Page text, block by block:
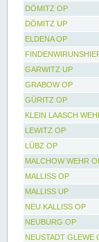
DÖMITZ OP
DÖMITZ UP
ELDENA OP
GARWITZ UP
GRABOW OP
GÜRITZ OP
KLEIN LAASCH
LEWITZ OP
LÜBZ OP
MALCHOW WEHR
MALLISS OP
MALLISS UP
NEU KALLISS OP
NEUBURG OP
NEUSTADT GLEWE